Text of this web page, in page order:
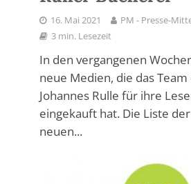
16. Mai 2021
PM - Presse-
3 min. Lesezeit
In den vergangenen
neue Medien, die das Team
Johannes Rulle für ihre
eingekauft hat. Die Liste
neuen...